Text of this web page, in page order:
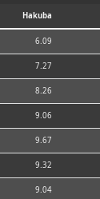
Hakuba
6.09
7.27
8.26
9.06
9.67
9.32
9.04